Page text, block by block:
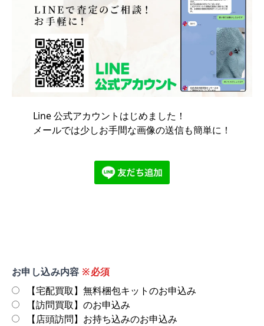
Line 公式アカウントはじめました！
メールでは少しお手間な画像の送信も簡単に！
お申し込み内容 ※必須
【宅配買取】無料梱包キットのお申込み
【訪問買取】のお申込み
【店頭訪問】お持ち込みのお申込み